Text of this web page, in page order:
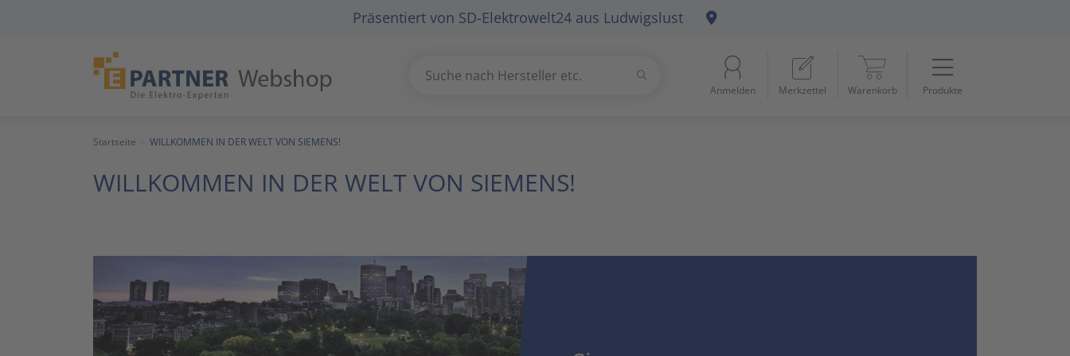
Präsentiert von SD-Elektrowelt24 aus Ludwigslust
Suchen
down
a
result.
Press
enter
to
Anmelden Merkzettel Warenkorb Produkte
Startseite WILLKOMMEN IN DER WELT VON SIEMENS!
WILLKOMMEN IN DER WELT VON SIEMENS!
Startseite
Beleuchtung
Kabel & Leitungen